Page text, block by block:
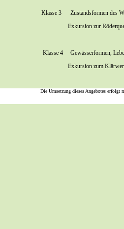
Klasse 3 Zustandsformen des
Exkursion zur
Klasse 4 Gewässerformen,
Exkursion zum Klärwerk,
Die Umsetzung dieses Angebotes erfolgt